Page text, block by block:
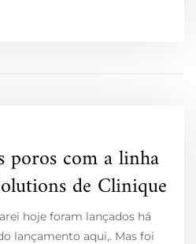
com a linha
de Clinique
hoje foram lançados há
lançamento aqui,. Mas foi